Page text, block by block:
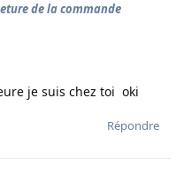
de la commande
je suis chez toi oki
Répondre